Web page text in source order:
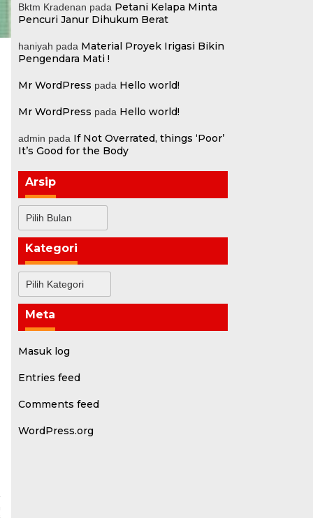
Bktm Kradenan pada Petani Kelapa Minta
Pencuri Janur Dihukum Berat
haniyah pada Material Proyek Irigasi Bikin
Pengendara Mati !
Mr WordPress pada Hello world!
Mr WordPress pada Hello world!
admin pada If Not Overrated, things ‘Poor’
It’s Good for the Body
Arsip
Kategori
Meta
Masuk log
Entries feed
Comments feed
WordPress.org